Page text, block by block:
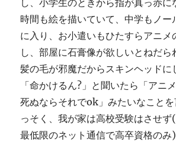
時間も絵を描いていて、中学もノー
に入り、お小遣いもひたすらアニメ
し、部屋に石膏像が欲しいとねだら
髪の毛が邪魔だからスキンヘッドに
「命かけるん?」と聞いたら「アニ
死ぬならそれでok」みたいなことを
っそく、我が家は高校受験はさせ
最低限のネット通信で高卒資格のみ